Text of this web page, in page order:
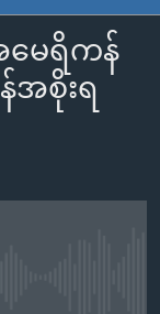
မေရိကန်
အစိုးရ